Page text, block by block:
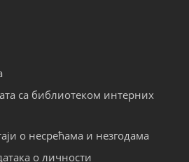
са библиотеком интерних
о несрећама и незгодама
о личности